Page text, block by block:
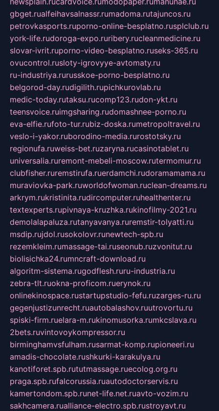
gbget.rualfeihavsalnassr.rumadoma.rutajuncos.ru
petrovkasports.ruporno-online-besplatno.rusplclub.ru
york-life.rudoroga-expo.ruribery.rucleanmedicine.ru
slovar-ivrit.ruporno-video-besplatno.ruseks-365.ru
ovucontrol.rusloty-igrovyye-avtomaty.ru
ru-industriya.rurusskoe-porno-besplatno.ru
belgorod-day.rudigilith.rupichkurovlab.ru
medic-today.rutaksu.rucomp123.rudon-ykt.ru
teensvoice.ruimgsharing.rudomashnee-porno.ru
eva-elfie.rufoto-tur.rubiz-doska.rumetropoltravel.ru
veslo-i-yakor.ruborodino-media.rurostotsky.ru
regionufa.ruweiss-bet.ruzaryna.rucasinotablet.ru
universalia.ruremont-mebeli-moscow.rutermomur.ru
clubfisher.ruremstirufa.ruerdamchi.rudoramamama.ru
muraviovka-park.ruworldofwoman.ruclean-dreams.ru
arkrym.rukristinita.rudircomputer.ruhealthenter.ru
textexperts.rupivnaya-kruzhka.rukinofilmy-2021.ru
demolalapaluza.rutanyavanya.ruremstir-tolyatti.ru
msdip.rujdol.rusokolovr.runewtech-spb.ru
rezemkleim.rumassage-tai.ruseonub.ruzvonitut.ru
biolisichka24.rumncraft-download.ru
algoritm-sistema.rugodflesh.ruru-industria.ru
zebra-tlt.ruokna-proficom.ruerynok.ru
onlinekinospace.rustartupstudio-fefu.ruzarges-ru.ru
gegenjustizunrecht.ruautobalashov.ruutrovortu.ru
spiski-firm.ruelara-m.rukinomusorka.rumkcslava.ru
2bets.ruvintovoykompressor.ru
birminghamvsfulham.rusarmat-komp.rupioneeri.ru
amadis-chocolate.rushkurki-karakulya.ru
kanotiforet.spb.rututmassage.ruecolog.org.ru
praga.spb.rufalcorussia.ruautodoctorservis.ru
kamertondom.spb.runet-life.net.ruavto-vozim.ru
sakhcamera.rualliance-electro.spb.rustroyavt.ru